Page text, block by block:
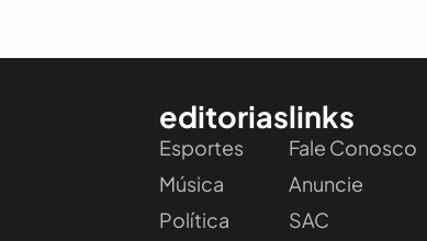
editorias
Esportes
Música
Política
links
Fale Conosco
Anuncie
SAC